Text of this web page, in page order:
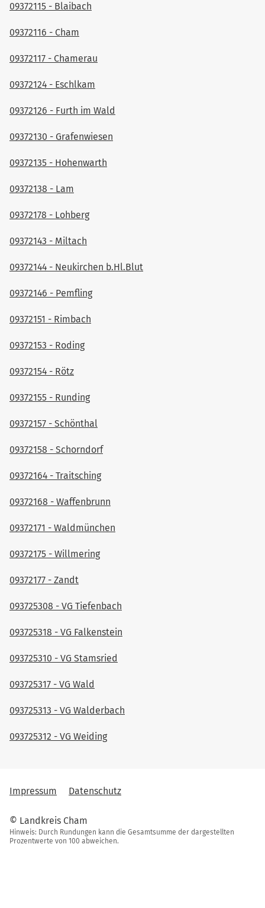
09372115 - Blaibach
09372116 - Cham
09372117 - Chamerau
09372124 - Eschlkam
09372126 - Furth im Wald
09372130 - Grafenwiesen
09372135 - Hohenwarth
09372138 - Lam
09372178 - Lohberg
09372143 - Miltach
09372144 - Neukirchen b.Hl.Blut
09372146 - Pemfling
09372151 - Rimbach
09372153 - Roding
09372154 - Rötz
09372155 - Runding
09372157 - Schönthal
09372158 - Schorndorf
09372164 - Traitsching
09372168 - Waffenbrunn
09372171 - Waldmünchen
09372175 - Willmering
09372177 - Zandt
093725308 - VG Tiefenbach
093725318 - VG Falkenstein
093725310 - VG Stamsried
093725317 - VG Wald
093725313 - VG Walderbach
093725312 - VG Weiding
Impressum Datenschutz
© Landkreis Cham
Hinweis: Durch Rundungen kann die Gesamtsumme der dargestellten
Prozentwerte von 100 abweichen.